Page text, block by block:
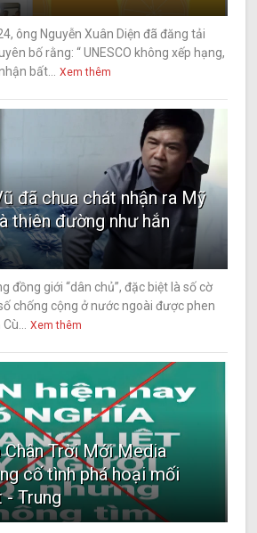
ông Nguyễn Xuân Diện đã đăng tải
bố rằng: “ UNESCO không xếp hạng,
bất...
Xem thêm
đã chua chát nhận ra Mỹ
thiên đường như hắn
đồng giới “dân chủ”, đặc biệt là số cờ
chống cộng ở nước ngoài được phen
Xem thêm
Chân Trời Mới Media
cố tình phá hoại mối
- Trung